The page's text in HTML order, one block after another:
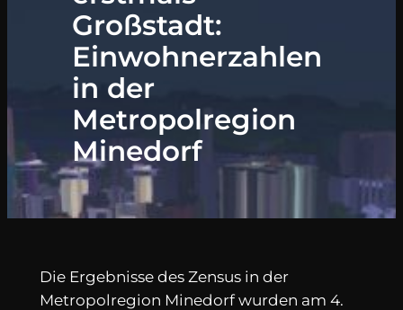
Großstadt:
Einwohnerzahlen
in der
Metropolregion
Minedorf
Die Ergebnisse des Zensus in der
Metropolregion Minedorf wurden am 4.